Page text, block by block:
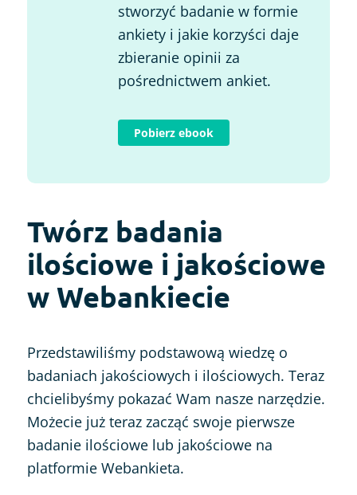
stworzyć badanie w formie
ankiety i jakie korzyści daje
zbieranie opinii za
pośrednictwem ankiet.
Pobierz ebook
Twórz badania
ilościowe i jakościowe
w Webankiecie
Przedstawiliśmy podstawową wiedzę o
badaniach jakościowych i ilościowych. Teraz
chcielibyśmy pokazać Wam nasze narzędzie.
Możecie już teraz zacząć swoje pierwsze
badanie ilościowe lub jakościowe na
platformie Webankieta.